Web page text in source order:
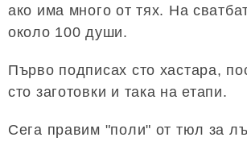
ако има много от тях. На
около 100 души.
Първо подписах сто хастара,
сто заготовки и така на етапи.
Сега правим "поли" от тюл за